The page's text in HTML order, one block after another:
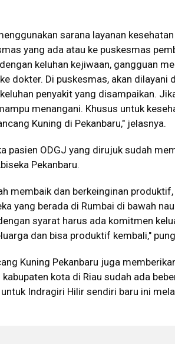
sarana layanan
yang ada atau ke puskesmas
keluhan kejiwaan, gangguan
dokter. Di puskesmas, akan dilayani
penyakit yang disampaikan.
menangani. Khusus untuk
Kuning di Pekanbaru," jelasnya.
pasien ODGJ yang dirujuk sudah
Pekanbaru.
membaik dan berkeinginan
yang berada di Rumbai di bawah
syarat harus ada komitmen
dan bisa produktif kembali,"
Kuning Pekanbaru juga
kota di Riau sudah ada
Indragiri Hilir sendiri baru ini